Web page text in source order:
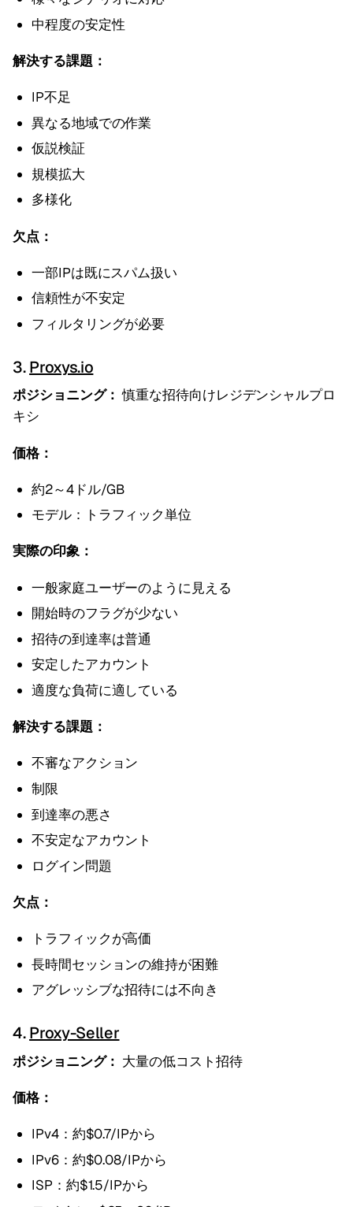
中程度の安定性
解決する課題：
IP不足
異なる地域での作業
仮説検証
規模拡大
多様化
欠点：
一部IPは既にスパム扱い
信頼性が不安定
フィルタリングが必要
3.Proxys.io
ポジショニング： 慎重な招待向けレジデンシャルプロ
キシ
価格：
約2～4ドル/GB
モデル：トラフィック単位
実際の印象：
一般家庭ユーザーのように見える
開始時のフラグが少ない
招待の到達率は普通
安定したアカウント
適度な負荷に適している
解決する課題：
不審なアクション
制限
到達率の悪さ
不安定なアカウント
ログイン問題
欠点：
トラフィックが高価
長時間セッションの維持が困難
アグレッシブな招待には不向き
4.Proxy-Seller
ポジショニング： 大量の低コスト招待
価格：
IPv4：約$0.7/IPから
IPv6：約$0.08/IPから
ISP：約$1.5/IPから